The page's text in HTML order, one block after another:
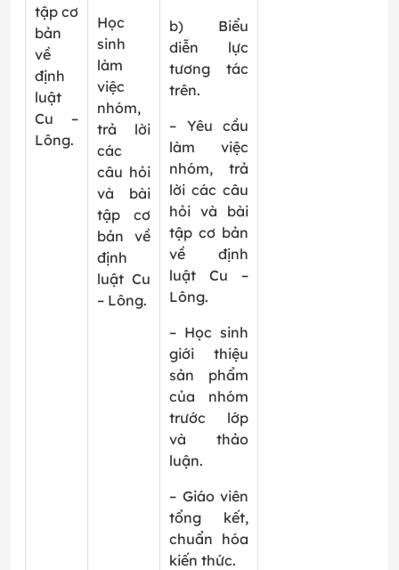
tập cơ
bản
về
định
luật
Cu –
Lông.
Học
sinh
làm
việc
nhóm,
trả lời
các
câu hỏi
và bài
tập cơ
bản về
định
luật Cu
– Lông.
b) Biểu
diễn lực
tương tác
trên.
– Yêu cầu
làm việc
nhóm, trả
lời các câu
hỏi và bài
tập cơ bản
về định
luật Cu –
Lông.
– Học sinh
giới thiệu
sản phẩm
của nhóm
trước lớp
và thảo
luận.
– Giáo viên
tổng kết,
chuẩn hóa
kiến thức.